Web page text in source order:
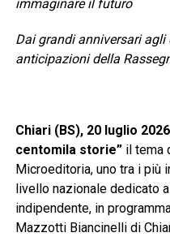
immaginare il futuro
Dai grandi anniversari
anticipazioni della
Chiari (BS), 20 luglio 2026
centomila storie”il tema
Microeditoria, uno tra i più
livello nazionale dedicato
indipendente, in
Mazzotti Biancinelli di